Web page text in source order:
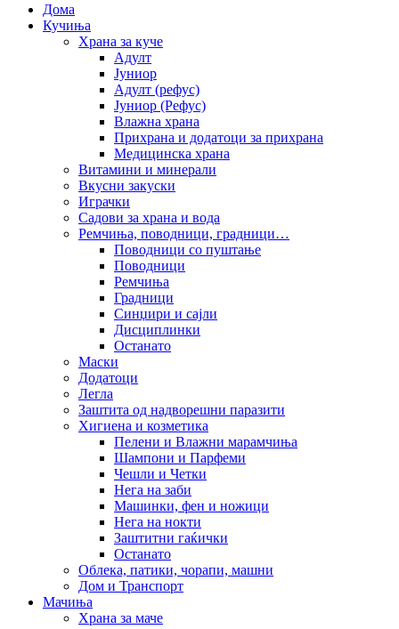
Дома
Кучиња
Храна за куче
Адулт
Јуниор
Адулт (рефус)
Јуниор (Рефус)
Влажна храна
Прихрана и додатоци за прихрана
Медицинска храна
Витамини и минерали
Вкусни закуски
Играчки
Садови за храна и вода
Ремчиња, поводници, градници…
Поводници со пуштање
Поводници
Ремчиња
Градници
Синџири и сајли
Дисциплинки
Останато
Маски
Додатоци
Легла
Заштита од надворешни паразити
Хигиена и козметика
Пелени и Влажни марамчиња
Шампони и Парфеми
Чешли и Четки
Нега на заби
Машинки, фен и ножици
Нега на нокти
Заштитни гаќички
Останато
Облека, патики, чорапи, машни
Дом и Транспорт
Мачиња
Храна за маче